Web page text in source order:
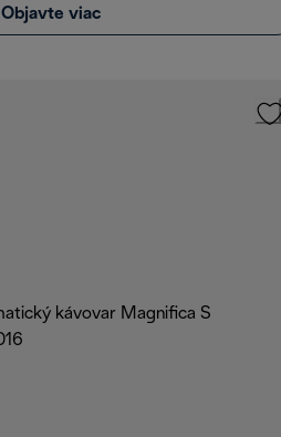
Objavte viac